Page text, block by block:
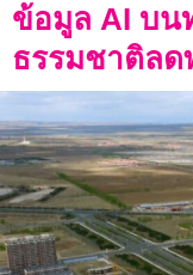
ข้อมูล AI บน
ธรรมชาติลด